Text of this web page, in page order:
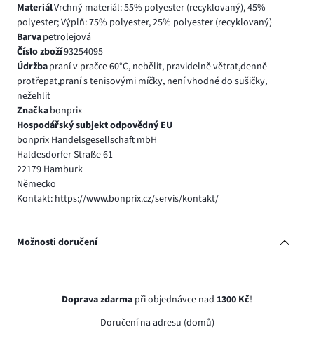
MateriálVrchný materiál: 55% polyester (recyklovaný), 45%
polyester; Výplň: 75% polyester, 25% polyester (recyklovaný)
Barvapetrolejová
Číslo zboží93254095
Údržbapraní v pračce 60°C, nebělit, pravidelně větrat,denně
protřepat,praní s tenisovými míčky, není vhodné do sušičky,
nežehlit
Značkabonprix
Hospodářský subjekt odpovědný EU
bonprix Handelsgesellschaft mbH
Haldesdorfer Straße 61
22179 Hamburk
Německo
Kontakt: https://www.bonprix.cz/servis/kontakt/
Možnosti doručení
Doprava zdarma při objednávce nad 1300 Kč!
Doručení na adresu (domů)